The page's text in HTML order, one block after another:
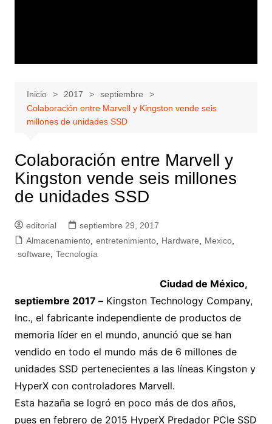
Inicio 2017
septiembre
Colaboración entre Marvell y Kingston vende seis
millones de unidades SSD
Colaboración entre Marvell y
Kingston vende seis millones
de unidades SSD
editorial
septiembre 29, 2017
Almacenamiento, entretenimiento, Hardware Mexico,
software
Tecnología
Ciudad de México,
septiembre 2017­ –Kingston Technology Company,
Inc., el fabricante independiente de productos de
memoria líder en el mundo, anunció que se han
vendido en todo el mundo más de 6 millones de
unidades SSD pertenecientes a las líneas Kingston y
HyperX con controladores Marvell.
Esta hazaña se logró en poco más de dos años,
pues en febrero de 2015 HyperX Predador PCIe SSD